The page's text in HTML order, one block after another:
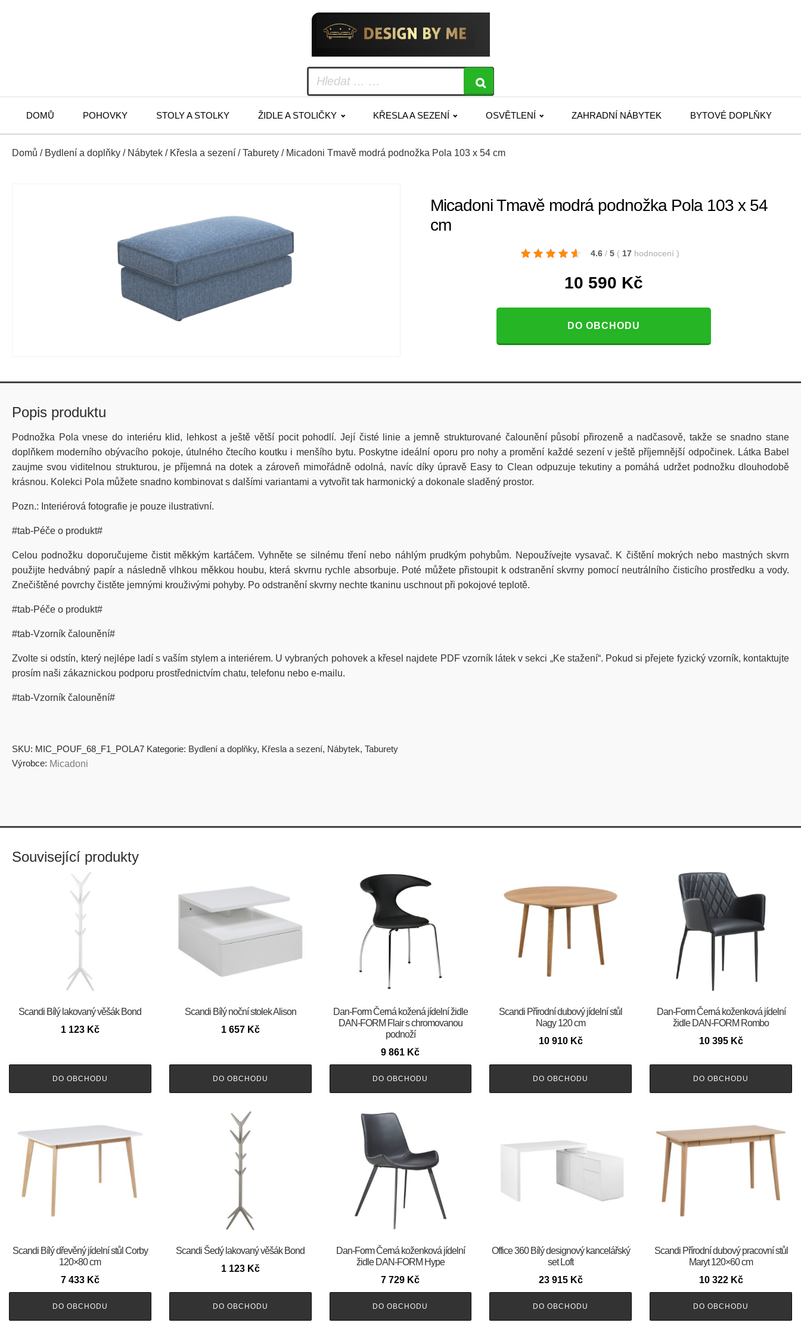
DOMŮ POHOVKY STOLY A STOLKY ŽIDLE A STOLIČKY KŘESLA A SEZENÍ OSVĚTLENÍ ZAHRADNÍ NÁBYTEK BYTOVÉ DOPLŇKY
Domů / Bydlení a doplňky / Nábytek / Křesla a sezení /Taburety / Micadoni Tmavě modrá podnožka Pola 103 x 54 cm
Micadoni Tmavě modrá podnožka Pola 103 x 54
cm
4.6 / 5 ( 17 hodnocení )
10 590 Kč
DO OBCHODU
Popis produktu
Podnožka Pola vnese do interiéru klid, lehkost a ještě větší pocit pohodlí. Její čisté linie a jemně strukturované čalounění působí přirozeně a nadčasově, takže se snadno stane
doplňkem moderního obývacího pokoje, útulného čtecího koutku i menšího bytu. Poskytne ideální oporu pro nohy a promění každé sezení v ještě příjemnější odpočinek. Látka Babel
zaujme svou viditelnou strukturou, je příjemná na dotek a zároveň mimořádně odolná, navíc díky úpravě Easy to Clean odpuzuje tekutiny a pomáhá udržet podnožku dlouhodobě
krásnou. Kolekci Pola můžete snadno kombinovat s dalšími variantami a vytvořit tak harmonický a dokonale sladěný prostor.
Pozn.: Interiérová fotografie je pouze ilustrativní.
#tab-Péče o produkt#
Celou podnožku doporučujeme čistit měkkým kartáčem. Vyhněte se silnému tření nebo náhlým prudkým pohybům. Nepoužívejte vysavač. K čištění mokrých nebo mastných skvrn
použijte hedvábný papír a následně vlhkou měkkou houbu, která skvrnu rychle absorbuje. Poté můžete přistoupit k odstranění skvrny pomocí neutrálního čisticího prostředku a vody.
Znečištěné povrchy čistěte jemnými krouživými pohyby. Po odstranění skvrny nechte tkaninu uschnout při pokojové teplotě.
#tab-Péče o produkt#
#tab-Vzorník čalounění#
Zvolte si odstín, který nejlépe ladí s vaším stylem a interiérem. U vybraných pohovek a křesel najdete PDF vzorník látek v sekci „Ke stažení“. Pokud si přejete fyzický vzorník, kontaktujte
prosím naši zákaznickou podporu prostřednictvím chatu, telefonu nebo e-mailu.
#tab-Vzorník čalounění#
SKU: MIC_POUF_68_F1_POLA7 Kategorie: Bydlení a doplňky, Křesla a sezení, Nábytek, Taburety
Výrobce: Micadoni
Související produkty
Scandi Bílý lakovaný věšák Bond
1 123 Kč
DO OBCHODU
Scandi Bílý noční stolek Alison
1 657 Kč
DO OBCHODU
​​​​​Dan-Form Černá kožená jídelní židle
DAN-FORM Flair s chromovanou
podnoží
9 861 Kč
DO OBCHODU
Scandi Přírodní dubový jídelní stůl
Nagy 120 cm
10 910 Kč
DO OBCHODU
​​​​​Dan-Form Černá koženková jídelní
židle DAN-FORM Rombo
10 395 Kč
DO OBCHODU
Scandi Bílý dřevěný jídelní stůl Corby
120×80 cm
7 433 Kč
DO OBCHODU
Scandi Šedý lakovaný věšák Bond
1 123 Kč
DO OBCHODU
​​​​​Dan-Form Černá koženková jídelní
židle DAN-FORM Hype
7 729 Kč
DO OBCHODU
Office 360 Bílý designový kancelářský
set Loft
23 915 Kč
DO OBCHODU
Scandi Přírodní dubový pracovní stůl
Maryt 120×60 cm
10 322 Kč
DO OBCHODU